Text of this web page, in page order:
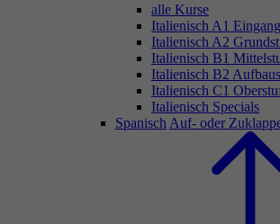
alle Kurse
Italienisch A1
Italienisch A2
Italienisch B1
Italienisch B2
Italienisch C1
Italienisch Specials
Spanisch Auf- oder